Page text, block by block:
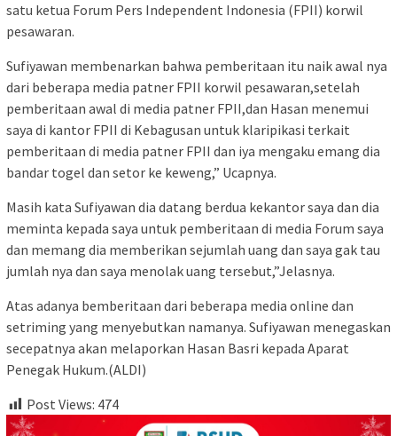
satu ketua Forum Pers Independent Indonesia (FPII) korwil
pesawaran.
Sufiyawan membenarkan bahwa pemberitaan itu naik awal nya
dari beberapa media patner FPII korwil pesawaran,setelah
pemberitaan awal di media patner FPII,dan Hasan menemui
saya di kantor FPII di Kebagusan untuk klaripikasi terkait
pemberitaan di media patner FPII dan iya mengaku emang dia
bandar togel dan setor ke keweng,” Ucapnya.
Masih kata Sufiyawan dia datang berdua kekantor saya dan dia
meminta kepada saya untuk pemberitaan di media Forum saya
dan memang dia memberikan sejumlah uang dan saya gak tau
jumlah nya dan saya menolak uang tersebut,”Jelasnya.
Atas adanya bemberitaan dari beberapa media online dan
setriming yang menyebutkan namanya. Sufiyawan menegaskan
secepatnya akan melaporkan Hasan Basri kepada Aparat
Penegak Hukum.(ALDI)
Post Views: 474